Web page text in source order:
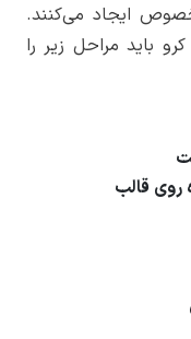
ایجاد می‌کنند.
باید مراحل زیر را
روی قالب